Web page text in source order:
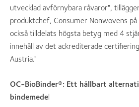
utvecklad avförnybara råvaror",
produktchef, Consumer Nonwovens
också tilldelats högsta betyg med 4
innehåll av det ackrediterade
Austria."
OC-BioBinder®: Ett hållbart
bindemedel